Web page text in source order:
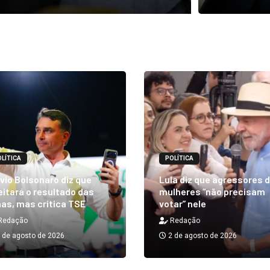
Bolsonaro diz que
o resultado das
mas critica TSE
de agosto de 2026
POLÍTICA
Lula diz que agressores
mulheres “não precisam
votar” nele
Redação
2 de agosto de 2026